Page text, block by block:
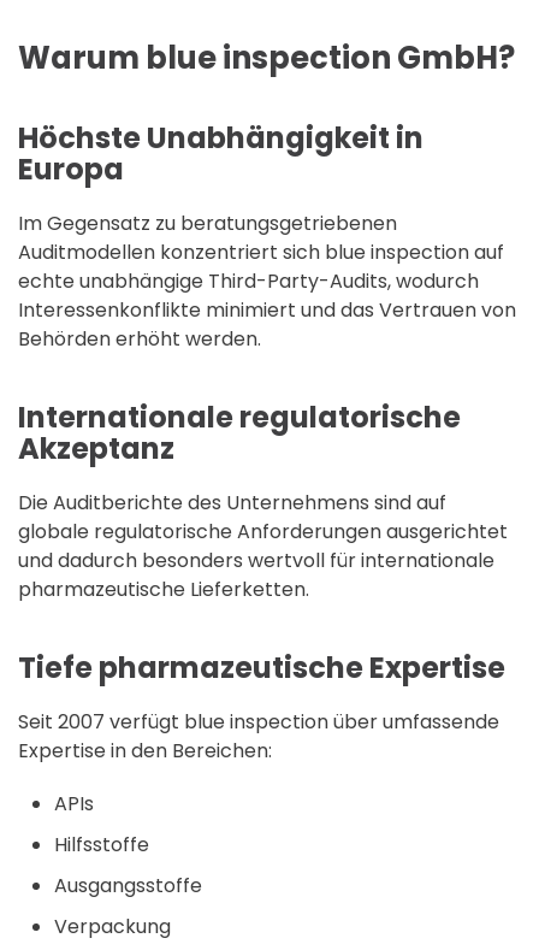
Warum blue inspection GmbH?
Höchste Unabhängigkeit in
Europa
Im Gegensatz zu beratungsgetriebenen
Auditmodellen konzentriert sich blue inspection auf
echte unabhängige Third-Party-Audits, wodurch
Interessenkonflikte minimiert und das Vertrauen von
Behörden erhöht werden.
Internationale regulatorische
Akzeptanz
Die Auditberichte des Unternehmens sind auf
globale regulatorische Anforderungen ausgerichtet
und dadurch besonders wertvoll für internationale
pharmazeutische Lieferketten.
Tiefe pharmazeutische Expertise
Seit 2007 verfügt blue inspection über umfassende
Expertise in den Bereichen:
APIs
Hilfsstoffe
Ausgangsstoffe
Verpackung